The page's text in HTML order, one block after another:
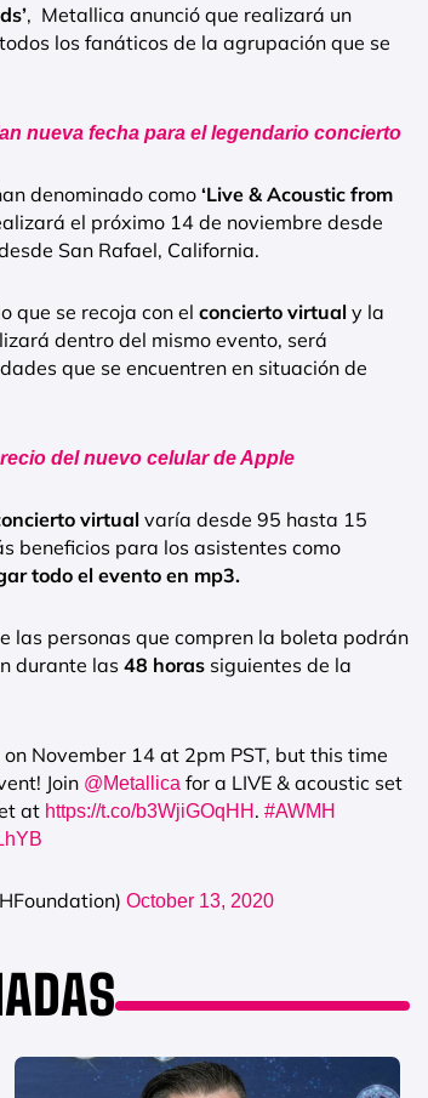
, Metallica anunció que realizará un
los fanáticos de la agrupación que se
nueva fecha para el legendario concierto
denominado como ‘Live & Acoustic from
el próximo 14 de noviembre desde
San Rafael, California.
que se recoja con el concierto virtual y la
dentro del mismo evento, será
que se encuentren en situación de
del nuevo celular de Apple
virtualvaría desde 95 hasta 15
beneficios para los asistentes como
todo el evento en mp3.
las personas que compren la boleta podrán
durante las 48 horas siguientes de la
November 14 at 2pm PST, but this time
Join @Metallica for a LIVE & acoustic set
at https://t.co/b3WjiGOqHH . #AWMH
October 13, 2020